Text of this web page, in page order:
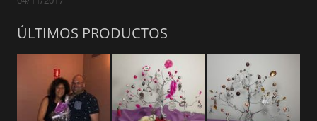
ÚLTIMOS PRODUCTOS